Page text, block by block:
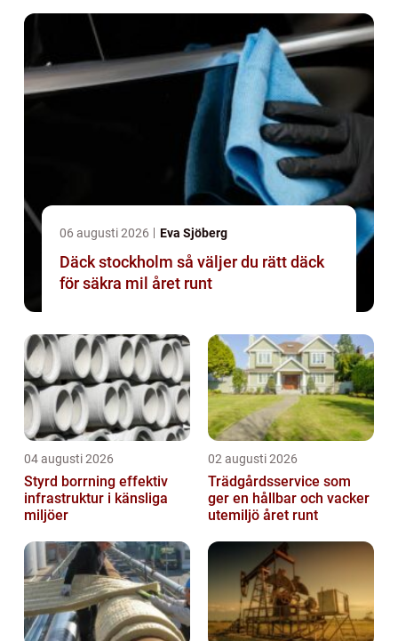
06 augusti 2026 Eva Sjöberg
Däck stockholm så väljer du rätt däck
för säkra mil året runt
04 augusti 2026
Styrd borrning effektiv
infrastruktur i känsliga
miljöer
02 augusti 2026
Trädgårdsservice som
ger en hållbar och vacker
utemiljö året runt